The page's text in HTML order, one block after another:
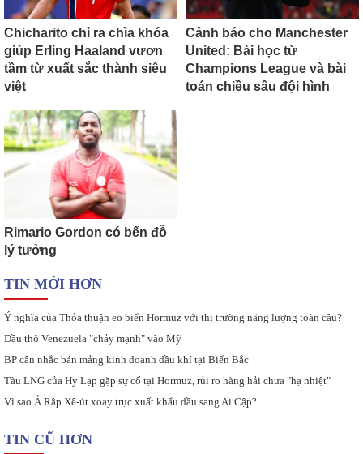
Chicharito chỉ ra chìa khóa
giúp Erling Haaland vươn
tầm từ xuất sắc thành siêu
việt
Cảnh báo cho Manchester
United: Bài học từ
Champions League và bài
toán chiều sâu đội hình
Rimario Gordon có bến đỗ
lý tưởng
TIN MỚI HƠN
Ý nghĩa của Thỏa thuận eo biển Hormuz với thị trường năng lượng toàn cầu?
Dầu thô Venezuela "chảy mạnh" vào Mỹ
BP cân nhắc bán mảng kinh doanh dầu khí tại Biển Bắc
Tàu LNG của Hy Lạp gặp sự cố tại Hormuz, rủi ro hàng hải chưa "hạ nhiệt"
Vì sao Ả Rập Xê-út xoay trục xuất khẩu dầu sang Ai Cập?
TIN CŨ HƠN